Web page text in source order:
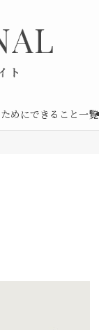
めにできること一覧